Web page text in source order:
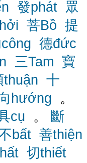
發phát 眾
菩Bồ 提
德đức
三Tam 寶
thuận 十
hướng 。
cụ 。 斷
bất 善thiện
切thiết